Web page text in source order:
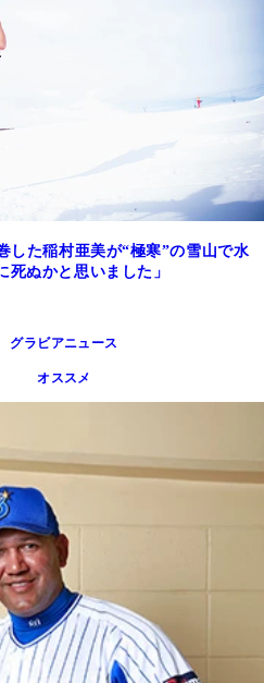
した稲村亜美が“極寒”の雪山で水
死ぬかと思いました」
グラビアニュース
オススメ